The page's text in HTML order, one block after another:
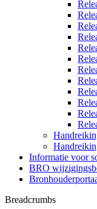
Informatie voor
BRO
Breadcrumbs